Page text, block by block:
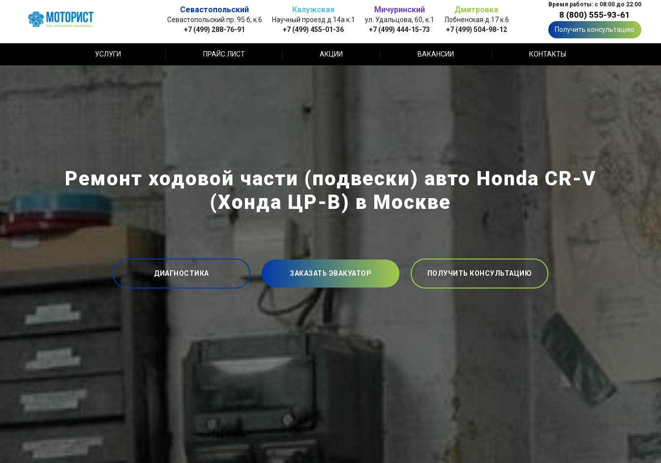
Севастопольский
Севастопольский пр. 95 б, к.6
+7 (499) 288-76-91
Калужская
Научный проезд д.14а к.1
+7 (499) 455-01-36
Мичуринский
ул. Удальцова, 60, к.1
+7 (499) 444-15-73
Дмитровка
Лобненская д.17 к.6
+7 (499) 504-98-12
Время работы: с 08:00 до 22:00
8 (800) 555-93-61
Получить консультацию
УСЛУГИ ПРАЙС ЛИСТ АКЦИИ ВАКАНСИИ КОНТАКТЫ
Ремонт ходовой части (подвески) авто Honda CR-V
(Хонда ЦР-В) в Москве
ДИАГНОСТИКА ЗАКАЗАТЬ ЭВАКУАТОР ПОЛУЧИТЬ КОНСУЛЬТАЦИЮ